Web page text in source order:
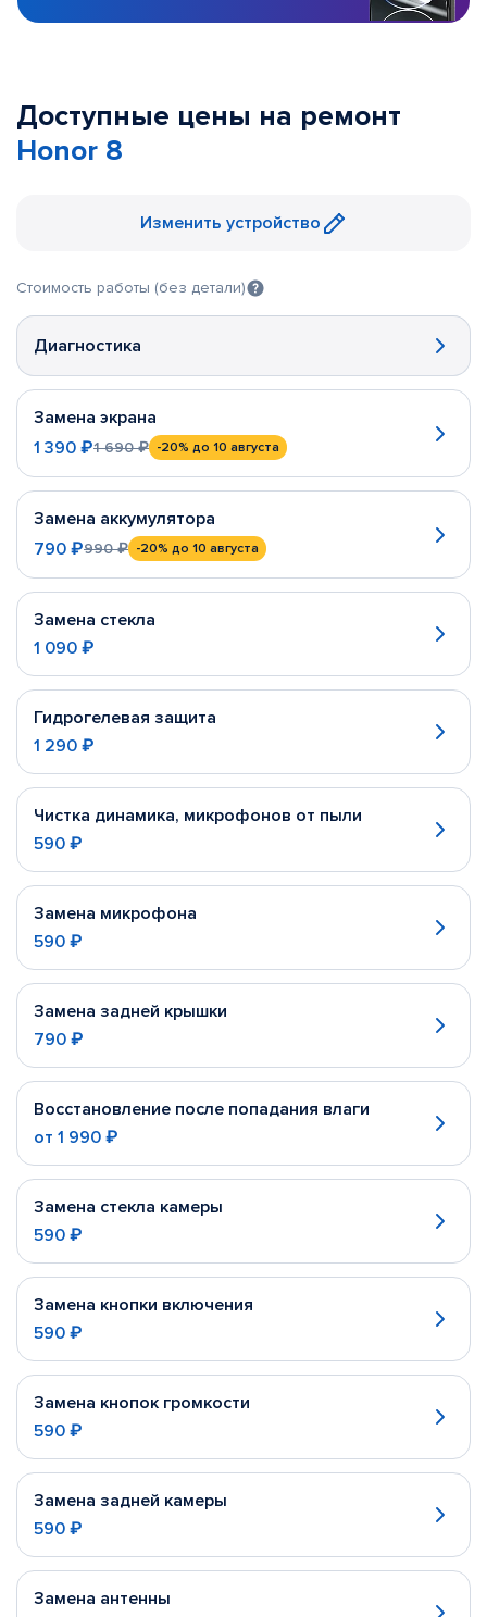
Доступные цены на ремонт
Honor 8
Изменить устройство
Стоимость работы (без детали)
Диагностика
Замена экрана
1 390 ₽1 690 ₽ -20% до 10 августа
Замена аккумулятора
790 ₽990 ₽ -20% до 10 августа
Замена стекла
1 090 ₽
Гидрогелевая защита
1 290 ₽
Чистка динамика, микрофонов от пыли
590 ₽
Замена микрофона
590 ₽
Замена задней крышки
790 ₽
Восстановление после попадания влаги
от 1 990 ₽
Замена стекла камеры
590 ₽
Замена кнопки включения
590 ₽
Замена кнопок громкости
590 ₽
Замена задней камеры
590 ₽
Замена антенны